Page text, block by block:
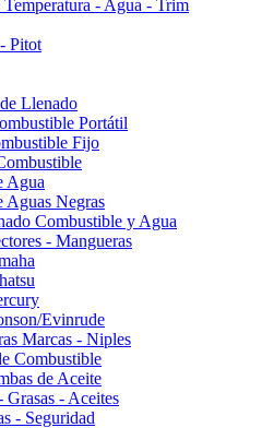
- Agua - Trim
Pitot
Llenado
Portátil
Fijo
Agua
Aguas Negras
Combustible y Agua
- Mangueras
Evinrude
Marcas - Niples
Combustible
de Aceite
Grasas - Aceites
- Seguridad